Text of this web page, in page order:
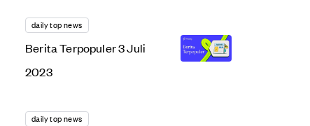
daily top news
Berita Terpopuler 3 Juli
2023
daily top news